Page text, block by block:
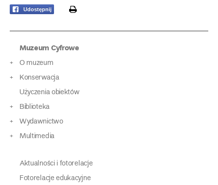
Udostępnij print
Muzeum Cyfrowe
O muzeum
Konserwacja
Użyczenia obiektów
Biblioteka
Wydawnictwo
Multimedia
Aktualności i fotorelacje
Fotorelacje edukacyjne